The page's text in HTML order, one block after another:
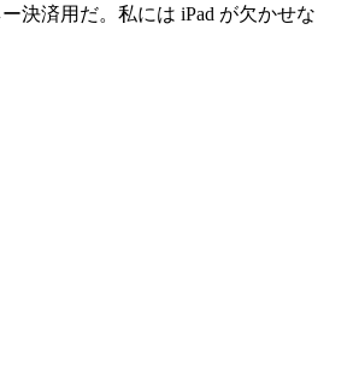
決済用だ。私には iPad が欠かせな